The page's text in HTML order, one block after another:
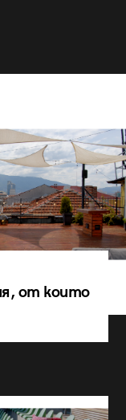
от които